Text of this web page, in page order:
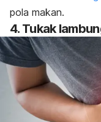
pola makan.
4. Tukak